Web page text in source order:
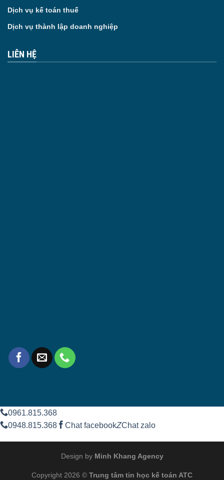
Dịch vụ kế toán thuế
Dịch vụ thành lập doanh nghiệp
LIÊN HỆ
0961.815.368
0948.815.368
Chat facebookZChat zalo
Design by Minh Khang Agency
Copyright 2026 © Trung tâm tin học kế toán ATC